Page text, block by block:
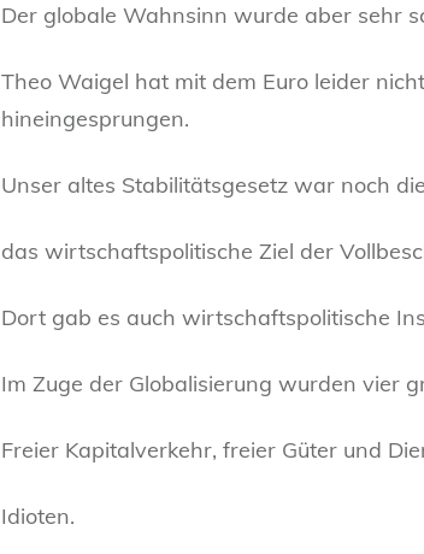
Der globale Wahnsinn wurde aber sehr
Theo Waigel hat mit dem Euro leider
hineingesprungen.
Unser altes Stabilitätsgesetz war noch
das wirtschaftspolitische Ziel der
Dort gab es auch wirtschaftspolitische
Im Zuge der Globalisierung wurden vier
Freier Kapitalverkehr, freier Güter und
Idioten.